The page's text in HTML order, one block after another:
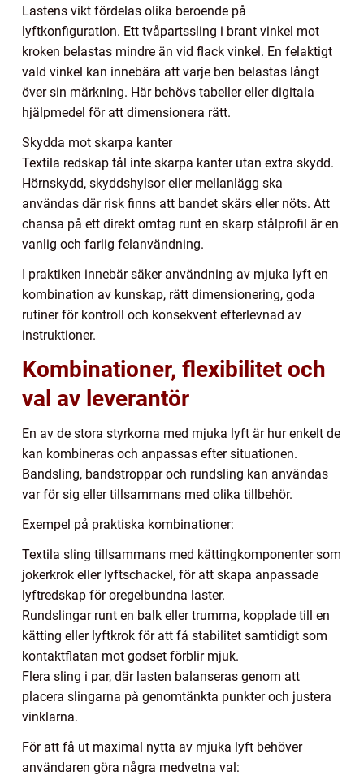
Lastens vikt fördelas olika beroende på
lyftkonfiguration. Ett tvåpartssling i brant vinkel mot
kroken belastas mindre än vid flack vinkel. En felaktigt
vald vinkel kan innebära att varje ben belastas långt
över sin märkning. Här behövs tabeller eller digitala
hjälpmedel för att dimensionera rätt.
Skydda mot skarpa kanter
Textila redskap tål inte skarpa kanter utan extra skydd.
Hörnskydd, skyddshylsor eller mellanlägg ska
användas där risk finns att bandet skärs eller nöts. Att
chansa på ett direkt omtag runt en skarp stålprofil är en
vanlig och farlig felanvändning.
I praktiken innebär säker användning av mjuka lyft en
kombination av kunskap, rätt dimensionering, goda
rutiner för kontroll och konsekvent efterlevnad av
instruktioner.
Kombinationer, flexibilitet och
val av leverantör
En av de stora styrkorna med mjuka lyft är hur enkelt de
kan kombineras och anpassas efter situationen.
Bandsling, bandstroppar och rundsling kan användas
var för sig eller tillsammans med olika tillbehör.
Exempel på praktiska kombinationer:
Textila sling tillsammans med kättingkomponenter som
jokerkrok eller lyftschackel, för att skapa anpassade
lyftredskap för oregelbundna laster.
Rundslingar runt en balk eller trumma, kopplade till en
kätting eller lyftkrok för att få stabilitet samtidigt som
kontaktflatan mot godset förblir mjuk.
Flera sling i par, där lasten balanseras genom att
placera slingarna på genomtänkta punkter och justera
vinklarna.
För att få ut maximal nytta av mjuka lyft behöver
användaren göra några medvetna val: